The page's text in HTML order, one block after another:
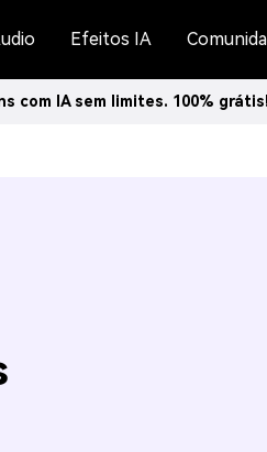
Efeitos IA
com IA sem limites. 100% grátis!